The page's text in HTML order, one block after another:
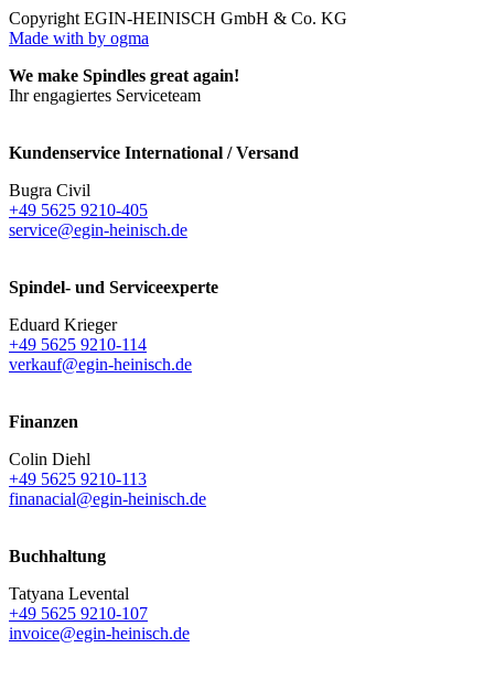
Copyright EGIN-HEINISCH GmbH & Co. KG
Made with by ogma
We make Spindles great again!
Ihr engagiertes Serviceteam
Kundenservice International / Versand
Bugra Civil
+49 5625 9210-405
service@egin-heinisch.de
Spindel- und Serviceexperte
Eduard Krieger
+49 5625 9210-114
verkauf@egin-heinisch.de
Finanzen
Colin Diehl
+49 5625 9210-113
finanacial@egin-heinisch.de
Buchhaltung
Tatyana Levental
+49 5625 9210-107
invoice@egin-heinisch.de